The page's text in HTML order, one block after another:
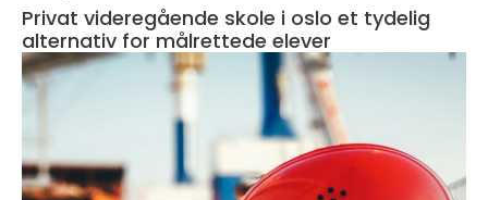
Privat videregående skole i oslo et tydelig
alternativ for målrettede elever